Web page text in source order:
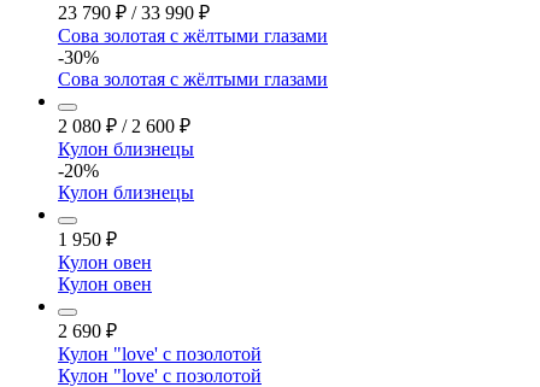
23 790 ₽ / 33 990 ₽
Сова золотая с жёлтыми глазами
-30%
Сова золотая с жёлтыми глазами
2 080 ₽ / 2 600 ₽
Кулон близнецы
-20%
Кулон близнецы
1 950 ₽
Кулон овен
Кулон овен
2 690 ₽
Кулон "love' с позолотой
Кулон "love' с позолотой